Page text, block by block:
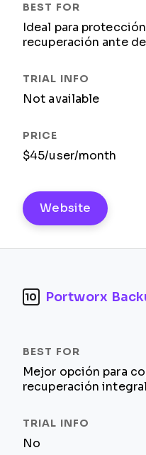
Ideal para
recuperación ante
Not available
$45/user/month
Website
10 Portworx
Mejor opción para
recuperación
No